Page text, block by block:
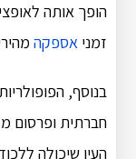
הופך אותה
זמניאספקה
בנוסף,
חברתית ופרסום
העין שיכולה